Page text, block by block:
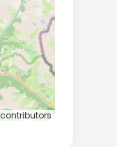
contributors